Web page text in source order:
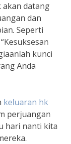
akan datang
dan
Seperti
kunci
Anda
keluaran hk
perjuangan
hari nanti kita